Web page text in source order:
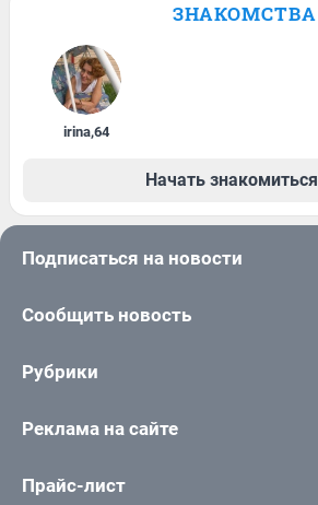
ЗНАКОМСТВА
irina,64
Начать знакомиться
Подписаться на новости
Сообщить новость
Рубрики
Реклама на сайте
Прайс-лист